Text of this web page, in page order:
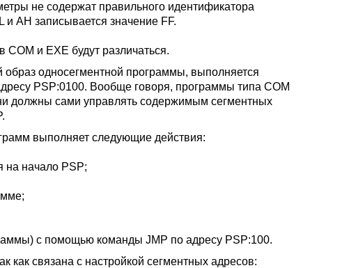
не содержат правильного идентификатора
и AH записывается значение FF.
и EXE будут различаться.
односегментной программы, выполняется
PSP:0100. Вообще говоря, программы типа COM
должны сами управлять содержимым сегментных
выполняет следующие действия:
на начало PSP;
с помощью команды JMP по адресу PSP:100.
как связана с настройкой сегментных адресов: